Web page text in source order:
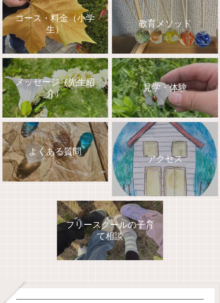
コース・料金（小学
生）
教育メソッド
メッセージ（先生紹
介）
見学・体験
よくある質問
アクセス
フリースクールの子育
て相談